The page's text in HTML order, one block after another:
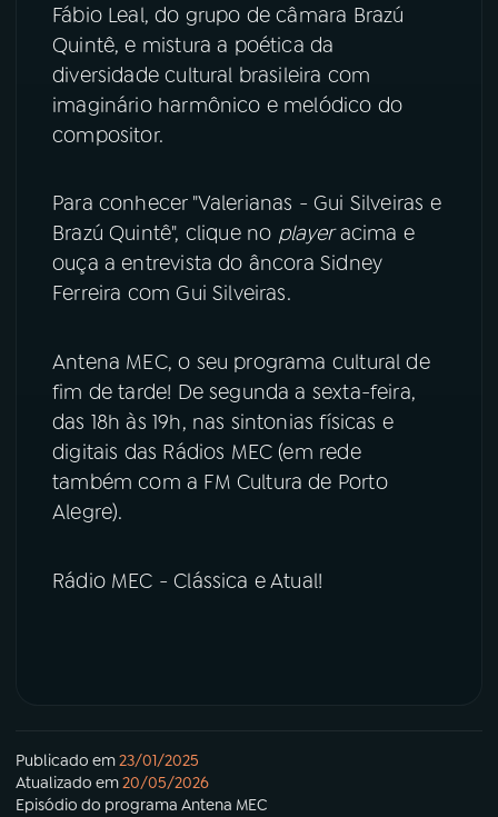
YouTube Facebook
Instagram X
Fábio Leal, do grupo de câmara Brazú
Quintê, e mistura a poética da
diversidade cultural brasileira com
imaginário harmônico e melódico do
compositor.
Para conhecer "Valerianas - Gui Silveiras e
Brazú Quintê", clique no playeracima e
ouça a entrevista do âncora Sidney
Ferreira com Gui Silveiras.
Antena MEC, o seu programa cultural de
fim de tarde! De segunda a sexta-feira,
das 18h às 19h, nas sintonias físicas e
digitais das Rádios MEC (em rede
também com a FM Cultura de Porto
Alegre).
Rádio MEC - Clássica e Atual!
Publicado em23/01/2025
Atualizado em20/05/2026
Episódio do programa Antena MEC